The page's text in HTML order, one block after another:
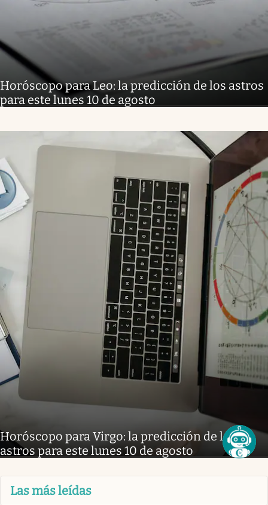
Horóscopo para Leo: la predicción de los astros
para este lunes 10 de agosto
Horóscopo para Virgo: la predicción de los
astros para este lunes 10 de agosto
Las más leídas